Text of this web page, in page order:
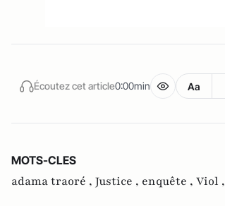
Écoutez cet article0:00min Aa
MOTS-CLES
adama traoré , Justice , enquête , Viol ,